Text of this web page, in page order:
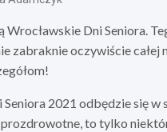
Wrocławskie Dni Seniora.
zabraknie oczywiście
2021 odbędzie się
to tylko